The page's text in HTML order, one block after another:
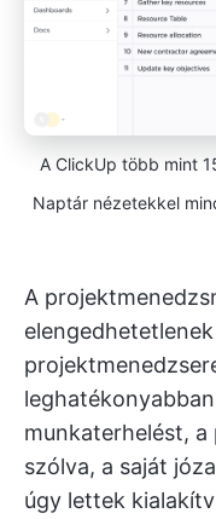
A ClickUp több mint
Naptár nézetekkel
A
munkaterhelést,
szólva, a saját
úgy lettek